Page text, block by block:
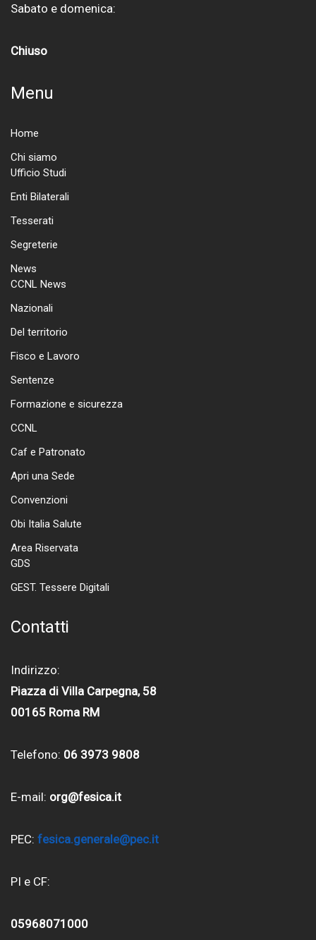
Sabato e domenica:
Chiuso
Menu
Home
Chi siamo
Ufficio Studi
Enti Bilaterali
Tesserati
Segreterie
News
CCNL News
Nazionali
Del territorio
Fisco e Lavoro
Sentenze
Formazione e sicurezza
CCNL
Caf e Patronato
Apri una Sede
Convenzioni
Obi Italia Salute
Area Riservata
GDS
GEST. Tessere Digitali
Contatti
Indirizzo:
Piazza di Villa Carpegna, 58
00165 Roma RM
Telefono: 06 3973 9808
E-mail: org@fesica.it
PEC: fesica.generale@pec.it
PI e CF:
05968071000